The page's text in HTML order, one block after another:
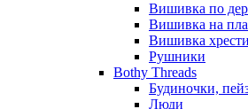
Вишивка по
Вишивка на
Вишивка
Рушники
Bothy Threads
Будиночки,
Люди